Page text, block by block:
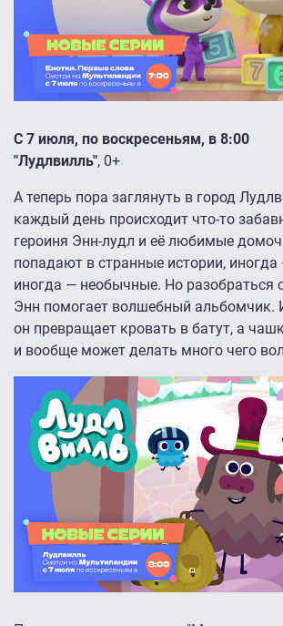
С 7 июля, по воскресеньям, в 8:00
"Лудлвилль", 0+
А теперь пора заглянуть в город
каждый день происходит что-то
героиня Энн-лудл и её любимые
попадают в странные истории, иногда
иногда — необычные. Но разобраться
Энн помогает волшебный альбомчик.
он превращает кровать в батут, а
и вообще может делать много чего